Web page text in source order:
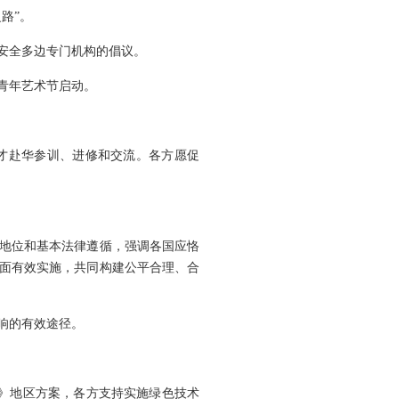
”。
多边专门机构的倡议。
艺术节启动。
赴华参训、进修和交流。各方愿促
位和基本法律遵循，强调各国应恪
有效实施，共同构建公平合理、合
有效途径。
地区方案，各方支持实施绿色技术